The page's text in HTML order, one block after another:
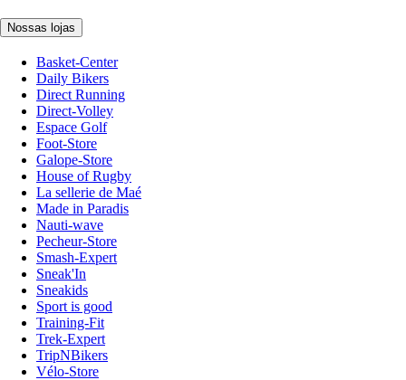
Nossas lojas
Basket-Center
Daily Bikers
Direct Running
Direct-Volley
Espace Golf
Foot-Store
Galope-Store
House of Rugby
La sellerie de Maé
Made in Paradis
Nauti-wave
Pecheur-Store
Smash-Expert
Sneak'In
Sneakids
Sport is good
Training-Fit
Trek-Expert
TripNBikers
Vélo-Store